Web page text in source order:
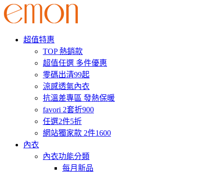
超值特惠
TOP 熱銷款
超值任選 多件優惠
零碼出清99起
涼感透氣內衣
抗溫差專區 發熱保暖
favori 2套折900
任選2件5折
網站獨家款 2件1600
內衣
內衣功能分類
每月新品